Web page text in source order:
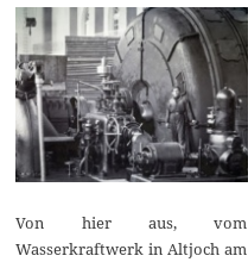
Von hier aus, vom
Wasserkraftwerk in Altjoch am